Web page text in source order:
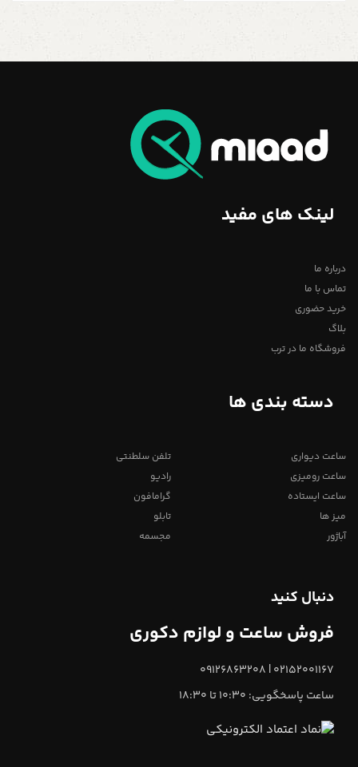
لینک های مفید
درباره ما
تماس با ما
خرید حضوری
بلاگ
فروشگاه ما در ترب
دسته بندی ها
ساعت دیواری
ساعت رومیزی
ساعت ایستاده
میز ها
آباژور
تلفن سلطنتی
رادیو
گرامافون
تابلو
مجسمه
دنبال کنید
فروش ساعت و لوازم دکوری
02152001167 | 09126863208
ساعت پاسخگویی: 10:30 تا 18:30